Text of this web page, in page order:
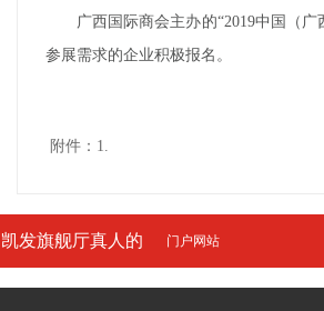
广西国际商会主办的“2019中国（
参展需求的企业积极报名。
附件：1.
凯发旗舰厅真人的
友情链接
门户网站